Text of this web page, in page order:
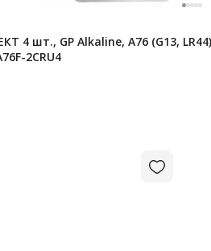
4 шт., GP Alkaline, A76 (G13,
2CRU4